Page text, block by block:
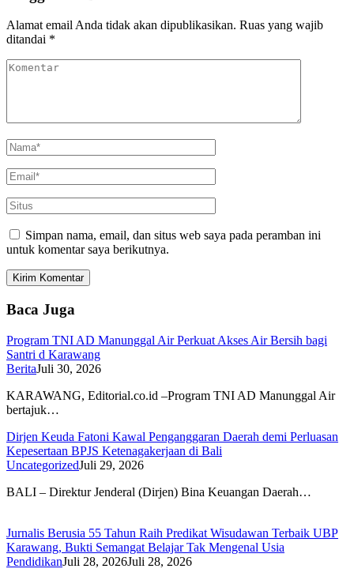
Alamat email Anda tidak akan dipublikasikan. Ruas yang wajib
ditandai *
Simpan nama, email, dan situs web saya pada peramban ini
untuk komentar saya berikutnya.
Baca Juga
Program TNI AD Manunggal Air Perkuat Akses Air Bersih bagi
Santri d Karawang
BeritaJuli 30, 2026
KARAWANG, Editorial.co.id –Program TNI AD Manunggal Air
bertajuk…
Dirjen Keuda Fatoni Kawal Penganggaran Daerah demi Perluasan
Kepesertaan BPJS Ketenagakerjaan di Bali
UncategorizedJuli 29, 2026
BALI – Direktur Jenderal (Dirjen) Bina Keuangan Daerah…
Jurnalis Berusia 55 Tahun Raih Predikat Wisudawan Terbaik UBP
Karawang, Bukti Semangat Belajar Tak Mengenal Usia
PendidikanJuli 28, 2026Juli 28, 2026